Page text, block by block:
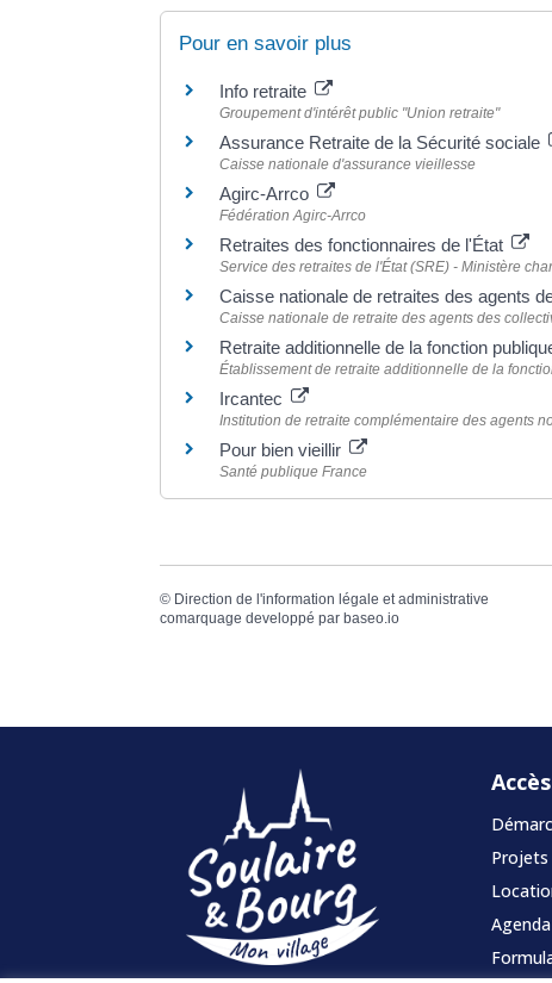
Pour en savoir plus
Info retraite
Groupement d'intérêt public "Union retraite"
Assurance Retraite de la Sécurité sociale
Caisse nationale d'assurance vieillesse
Agirc-Arrco
Fédération Agirc-Arrco
Retraites des fonctionnaires de l'État
Service des retraites de l'État (SRE) - Ministère
Caisse nationale de retraites des agents
Caisse nationale de retraite des agents des
Retraite additionnelle de la fonction
Établissement de retraite additionnelle de la
Ircantec
Institution de retraite complémentaire des agents
Pour bien vieillir
Santé publique France
© Direction de l'information légale et administrative
comarquage developpé par baseo.io
Projets